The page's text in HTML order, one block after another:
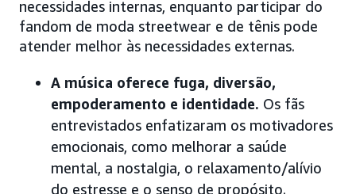
necessidades internas, enquanto participar do
fandom de moda streetwear e de tênis pode
atender melhor às necessidades externas.
A música oferece fuga, diversão,
empoderamento e identidade. Os fãs
entrevistados enfatizaram os motivadores
emocionais, como melhorar a saúde
mental, a nostalgia, o relaxamento/alívio
do estresse e o senso de propósito.